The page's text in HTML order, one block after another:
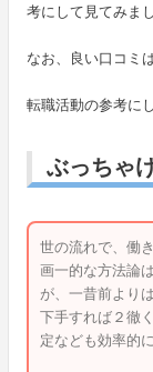
考にして見てみま
なお、良い口コミ
転職活動の参考に
ぶっちゃ
世の流れで、働
画一的な方法論
が、一昔前より
下手すれば２徹
定なども効率的